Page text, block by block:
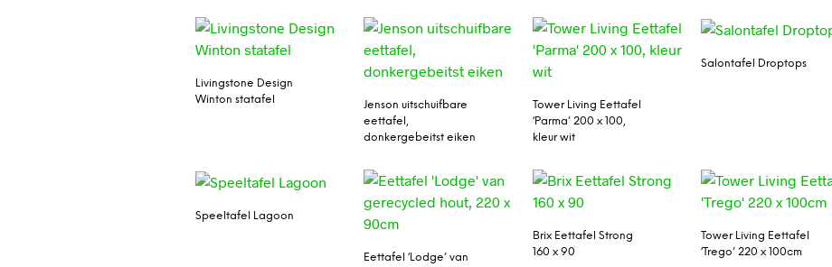
Livingstone Design
Winton statafel
Jenson uitschuifbare
eettafel,
donkergebeitst eiken
Tower Living Eettafel
‘Parma’ 200 x 100,
kleur wit
Salontafel Droptops
Speeltafel Lagoon
Eettafel ‘Lodge’ van
Brix Eettafel Strong
160 x 90
Tower Living Eettafel
‘Trego’ 220 x 100cm